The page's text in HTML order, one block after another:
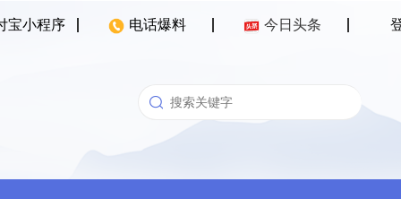
宝小程序 电话爆料 今日头条